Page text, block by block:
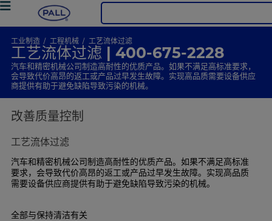
工业制造 工程机械 工艺流体过滤
工艺流体过滤 | 400-675-2228
汽车和精密机械公司制造高耐性的优质产品。如果不满足高标准要求，
会导致代价高昂的返工或产品过早发生故障。实现高品质需要设备供应
商提供有助于避免缺陷导致污染的机械。
改善质量控制
工艺流体过滤
汽车和精密机械公司制造高耐性的优质产品。如果不满足高标准
要求，会导致代价高昂的返工或产品过早发生故障。实现高品质
需要设备供应商提供有助于避免缺陷导致污染的机械。
全部与保持清洁有关